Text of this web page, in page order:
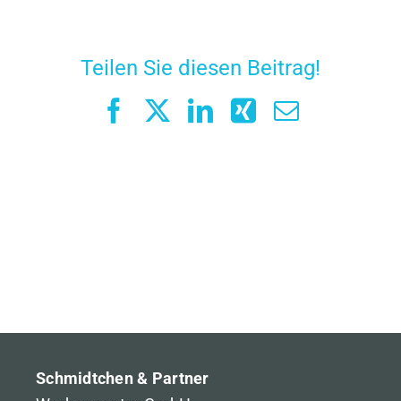
Teilen Sie diesen Beitrag!
FacebookLinkedIn
XingE-
Schmidtchen & Partner